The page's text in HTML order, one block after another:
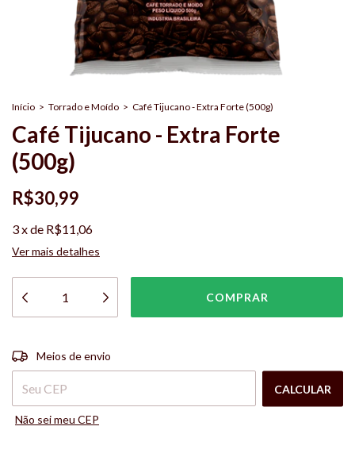
Início > Torrado e Moído > Café Tijucano - Extra Forte (500g)
Café Tijucano - Extra Forte
(500g)
R$30,99
3xde R$11,06
Ver mais detalhes
Entregas para o CEP:
Meios de envio
CALCULAR
Não sei meu CEP